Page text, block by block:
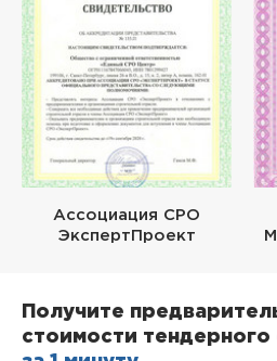
Ассоциация СРО
ЭкспертПроект
Получите
стоимости